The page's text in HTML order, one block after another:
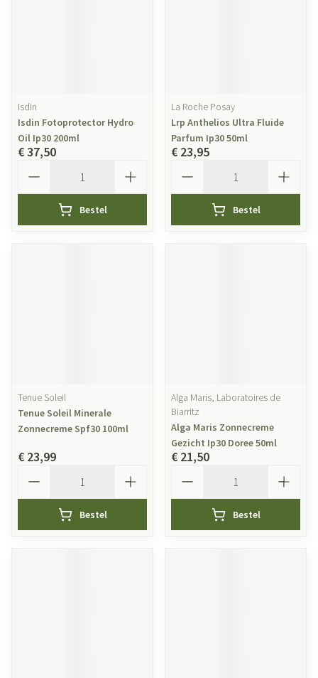
Isdin
Isdin Fotoprotector Hydro
Oil Ip30 200ml
€ 37,50
Bestel
La Roche Posay
Lrp Anthelios Ultra Fluide
Parfum Ip30 50ml
€ 23,95
Bestel
Tenue Soleil
Tenue Soleil Minerale
Zonnecreme Spf30 100ml
€ 23,99
Bestel
Alga Maris, Laboratoires de
Biarritz
Alga Maris Zonnecreme
Gezicht Ip30 Doree 50ml
€ 21,50
Bestel